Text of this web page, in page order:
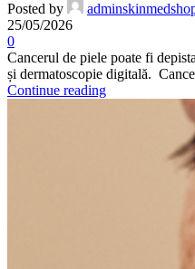
Posted by
25/05/2026
0
Cancerul de piele poate fi
și dermatoscopie digitală.
Continue reading